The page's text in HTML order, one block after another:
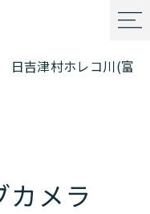
日吉津村ホレコ川(富
カメラ